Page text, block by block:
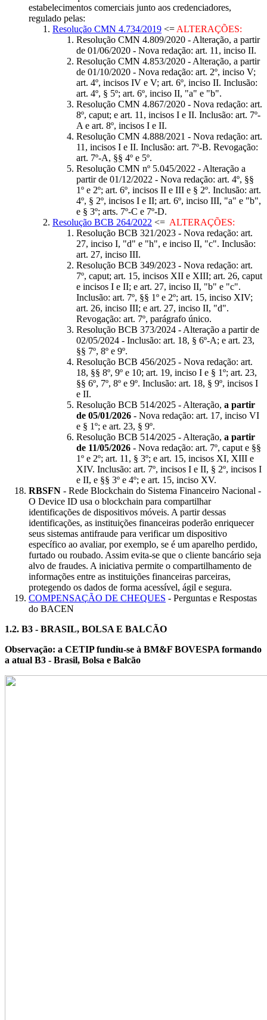
estabelecimentos comerciais junto aos credenciadores,
regulado pelas:
Resolução CMN 4.734/2019 <= ALTERAÇÕES:
Resolução CMN 4.809/2020 - Alteração, a partir
de 01/06/2020 - Nova redação: art. 11, inciso II.
Resolução CMN 4.853/2020 - Alteração, a partir
de 01/10/2020 - Nova redação: art. 2º, inciso V;
art. 4º, incisos IV e V; art. 6º, inciso II. Inclusão:
art. 4º, § 5º; art. 6º, inciso II, "a" e "b".
Resolução CMN 4.867/2020 - Nova redação: art.
8º, caput; e art. 11, incisos I e II. Inclusão: art. 7º-
A e art. 8º, incisos I e II.
Resolução CMN 4.888/2021 - Nova redação: art.
11, incisos I e II. Inclusão: art. 7º-B. Revogação:
art. 7º-A, §§ 4º e 5º.
Resolução CMN nº 5.045/2022 - Alteração a
partir de 01/12/2022 - Nova redação: art. 4º, §§
1º e 2º; art. 6º, incisos II e III e § 2º. Inclusão: art.
4º, § 2º, incisos I e II; art. 6º, inciso III, "a" e "b",
e § 3º; arts. 7º-C e 7º-D.
Resolução BCB 264/2022 <= ALTERAÇÕES:
Resolução BCB 321/2023 - Nova redação: art.
27, inciso I, "d" e "h", e inciso II, "c". Inclusão:
art. 27, inciso III.
Resolução BCB 349/2023 - Nova redação: art.
7º, caput; art. 15, incisos XII e XIII; art. 26, caput
e incisos I e II; e art. 27, inciso II, "b" e "c".
Inclusão: art. 7º, §§ 1º e 2º; art. 15, inciso XIV;
art. 26, inciso III; e art. 27, inciso II, "d".
Revogação: art. 7º, parágrafo único.
Resolução BCB 373/2024 - Alteração a partir de
02/05/2024 - Inclusão: art. 18, § 6º-A; e art. 23,
§§ 7º, 8º e 9º.
Resolução BCB 456/2025 - Nova redação: art.
18, §§ 8º, 9º e 10; art. 19, inciso I e § 1º; art. 23,
§§ 6º, 7º, 8º e 9º. Inclusão: art. 18, § 9º, incisos I
e II.
Resolução BCB 514/2025 - Alteração, a partir
de 05/01/2026 - Nova redação: art. 17, inciso VI
e § 1º; e art. 23, § 9º.
Resolução BCB 514/2025 - Alteração, a partir
de 11/05/2026 - Nova redação: art. 7º, caput e §§
1º e 2º; art. 11, § 3º; e art. 15, incisos XI, XIII e
XIV. Inclusão: art. 7º, incisos I e II, § 2º, incisos I
e II, e §§ 3º e 4º; e art. 15, inciso XV.
RBSFN - Rede Blockchain do Sistema Financeiro Nacional -
O Device ID usa o blockchain para compartilhar
identificações de dispositivos móveis. A partir dessas
identificações, as instituições financeiras poderão enriquecer
seus sistemas antifraude para verificar um dispositivo
específico ao avaliar, por exemplo, se é um aparelho perdido,
furtado ou roubado. Assim evita-se que o cliente bancário seja
alvo de fraudes. A iniciativa permite o compartilhamento de
informações entre as instituições financeiras parceiras,
protegendo os dados de forma acessível, ágil e segura.
COMPENSAÇÃO DE CHEQUES - Perguntas e Respostas
do BACEN
1.2. B3 - BRASIL, BOLSA E BALCÃO
Observação: a CETIP fundiu-se à BM&F BOVESPA formando
a atual B3 - Brasil, Bolsa e Balcão